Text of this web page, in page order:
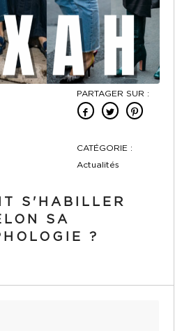
PARTAGER SUR :
CATÉGORIE :
Actualités
S'HABILLER
SA
?